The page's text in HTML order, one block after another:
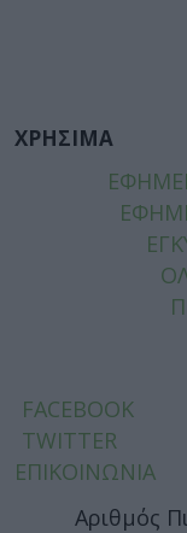
ΧΡΗΣΙΜΑ
FACEBOOK
TWITTER
ΕΠΙΚΟΙΝΩΝΙΑ
Αριθμός